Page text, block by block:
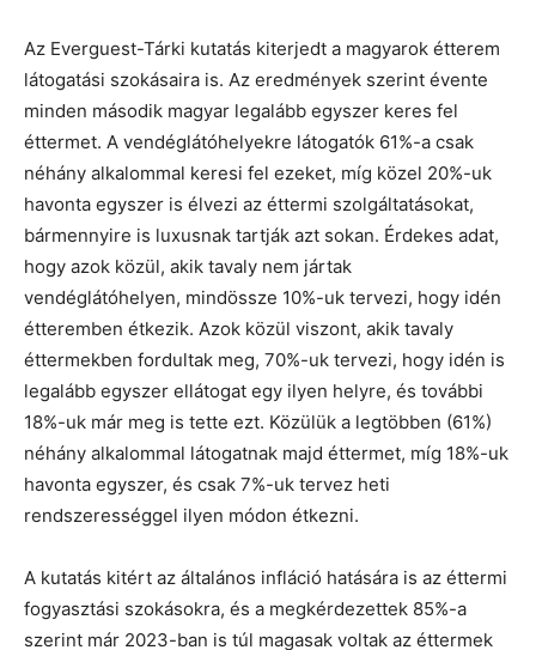
Az Everguest-Tárki kutatás kiterjedt a magyarok étterem
látogatási szokásaira is. Az eredmények szerint évente
minden második magyar legalább egyszer keres fel
éttermet. A vendéglátóhelyekre látogatók 61%-a csak
néhány alkalommal keresi fel ezeket, míg közel 20%-uk
havonta egyszer is élvezi az éttermi szolgáltatásokat,
bármennyire is luxusnak tartják azt sokan. Érdekes adat,
hogy azok közül, akik tavaly nem jártak
vendéglátóhelyen, mindössze 10%-uk tervezi, hogy idén
étteremben étkezik. Azok közül viszont, akik tavaly
éttermekben fordultak meg, 70%-uk tervezi, hogy idén is
legalább egyszer ellátogat egy ilyen helyre, és további
18%-uk már meg is tette ezt. Közülük a legtöbben (61%)
néhány alkalommal látogatnak majd éttermet, míg 18%-uk
havonta egyszer, és csak 7%-uk tervez heti
rendszerességgel ilyen módon étkezni.
A kutatás kitért az általános infláció hatására is az éttermi
fogyasztási szokásokra, és a megkérdezettek 85%-a
szerint már 2023-ban is túl magasak voltak az éttermek